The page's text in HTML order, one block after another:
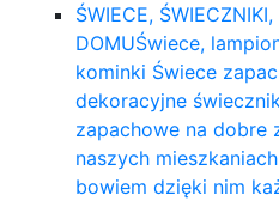
ŚWIECE,
DOMUŚwiece,
kominki Świece
dekoracyjne
zapachowe na dobre
naszych
bowiem dzięki nim